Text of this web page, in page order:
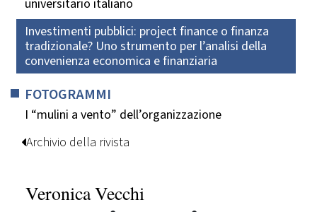
universitario italiano
Investimenti pubblici: project finance o finanza
tradizionale? Uno strumento per l’analisi della
convenienza economica e finanziaria
FOTOGRAMMI
I “mulini a vento” dell’organizzazione
Archivio della rivista
Veronica Vecchi